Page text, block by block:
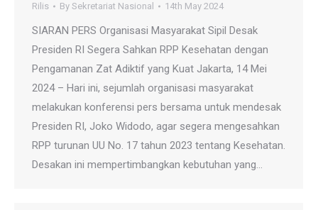
Rilis By Sekretariat Nasional 14th May 2024
SIARAN PERS Organisasi Masyarakat Sipil Desak
Presiden RI Segera Sahkan RPP Kesehatan dengan
Pengamanan Zat Adiktif yang Kuat Jakarta, 14 Mei
2024 – Hari ini, sejumlah organisasi masyarakat
melakukan konferensi pers bersama untuk mendesak
Presiden RI, Joko Widodo, agar segera mengesahkan
RPP turunan UU No. 17 tahun 2023 tentang Kesehatan.
Desakan ini mempertimbangkan kebutuhan yang…